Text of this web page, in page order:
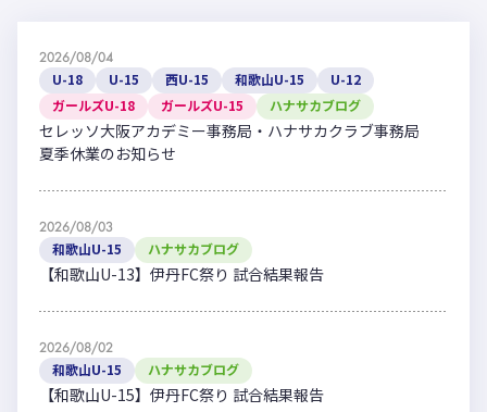
2026/08/04
U-18 U-15 西U-15 和歌山U-15
U-12
ガールズU-18
ガールズU-15 ハナサカブログ
セレッソ大阪アカデミー事務局・ハナサカクラブ事務局
夏季休業のお知らせ
2026/08/03
和歌山U-15 ハナサカブログ
【和歌山U-13】伊丹FC祭り 試合結果報告
2026/08/02
和歌山U-15 ハナサカブログ
【和歌山U-15】伊丹FC祭り 試合結果報告